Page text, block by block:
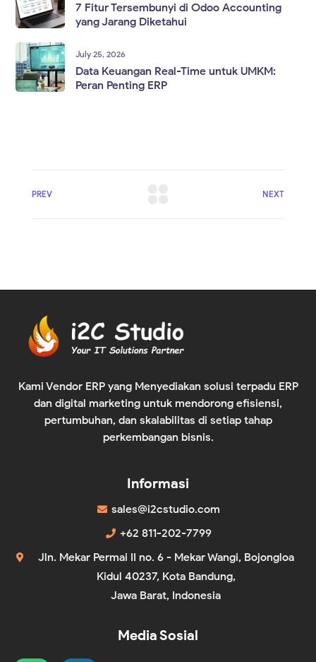
7 Fitur Tersembunyi di Odoo Accounting
yang Jarang Diketahui
July 25, 2026
Data Keuangan Real-Time untuk UMKM:
Peran Penting ERP
PREV NEXT
Kami Vendor ERP yang Menyediakan solusi terpadu ERP
dan digital marketing untuk mendorong efisiensi,
pertumbuhan, dan skalabilitas di setiap tahap
perkembangan bisnis.
Informasi
sales@i2cstudio.com
+62 811-202-7799
Jln. Mekar Permai II no. 6 - Mekar Wangi, Bojongloa
Kidul 40237, Kota Bandung,
Jawa Barat, Indonesia
Media Sosial